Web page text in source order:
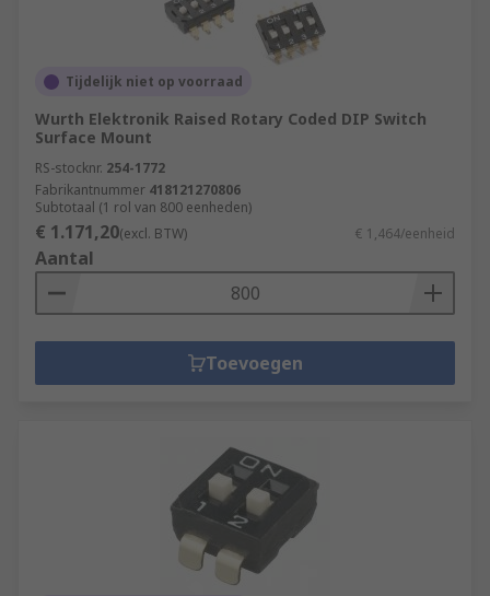
Tijdelijk niet op voorraad
Wurth Elektronik Raised Rotary Coded DIP Switch
Surface Mount
RS-stocknr. 254-1772
Fabrikantnummer 418121270806
Subtotaal (1 rol van 800 eenheden)
€ 1.171,20(excl. BTW) € 1,464/eenheid
Aantal
Toevoegen